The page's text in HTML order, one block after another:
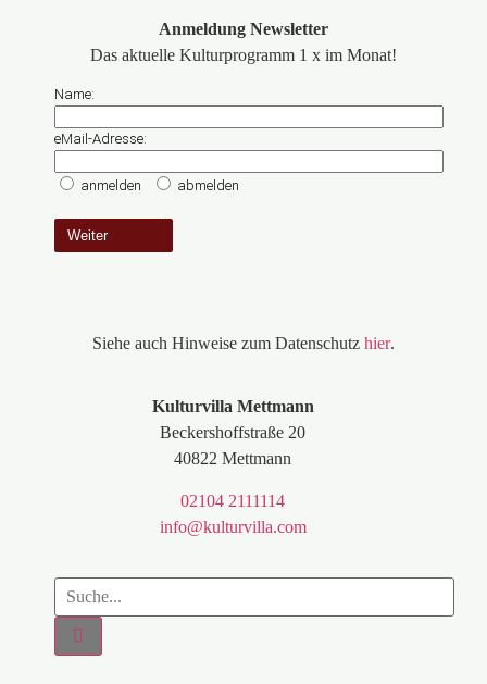
Anmeldung Newsletter
Das aktuelle Kulturprogramm 1 x im Monat!
Siehe auch Hinweise zum Datenschutz hier.
Kulturvilla Mettmann
Beckershoffstraße 20
40822 Mettmann
02104 2111114
info@kulturvilla.com